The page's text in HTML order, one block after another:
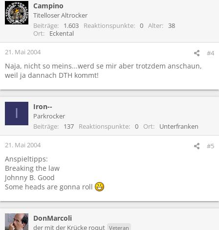
Campino
Titelloser Altrocker
Beiträge
1.603 Reaktionspunkte 0 Alter
38
Ort
Eckental
21. Mai 2004 #4
Naja, nicht so meins...werd se mir aber trotzdem anschaun,
weil ja dannach DTH kommt!
I Iron--
Parkrocker
Beiträge
137 Reaktionspunkte 0 Ort Unterfranken
21. Mai 2004 #5
Anspieltipps:
Breaking the law
Johnny B. Good
Some heads are gonna roll
DonMarcoli
der mit der Krücke roqut Veteran